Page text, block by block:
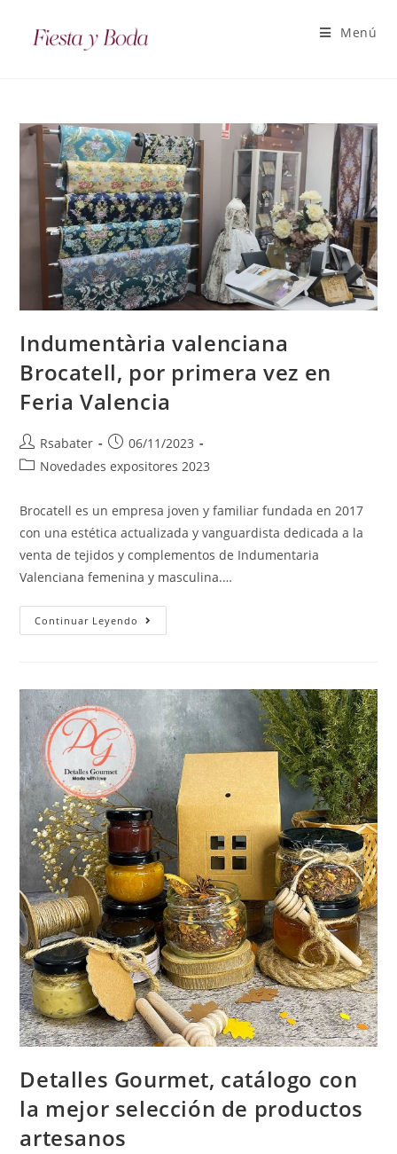
Menú
Indumentària valenciana
Brocatell, por primera vez en
Feria Valencia
Rsabater
06/11/2023
Novedades expositores 2023
Brocatell es un empresa joven y familiar fundada en 2017
con una estética actualizada y vanguardista dedicada a la
venta de tejidos y complementos de Indumentaria
Valenciana femenina y masculina.…
Continuar Leyendo
Detalles Gourmet, catálogo con
la mejor selección de productos
artesanos